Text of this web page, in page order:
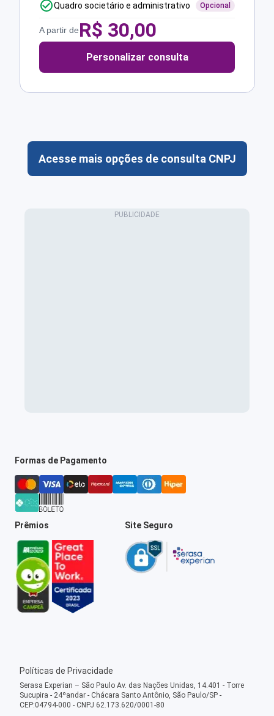
Quadro societário e administrativo Opcional
A partir deR$ 30,00
Personalizar consulta
Acesse mais opções de consulta CNPJ
Formas de Pagamento
Prêmios Site Seguro
Políticas de Privacidade
Serasa Experian – São Paulo Av. das Nações Unidas, 14.401 - Torre
Sucupira - 24ºandar - Chácara Santo Antônio, São Paulo/SP -
CEP:04794-000 - CNPJ 62.173.620/0001-80